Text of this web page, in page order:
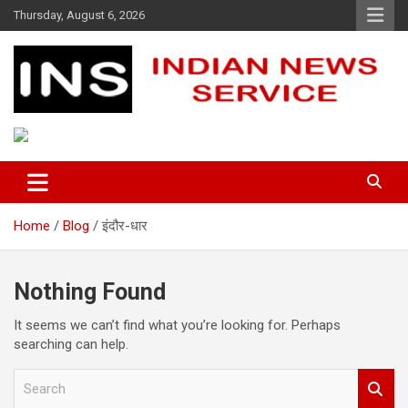
Skip
to
content
Thursday, August 6, 2026
Indian News Service
Home Blog इंदौर-धार
Nothing Found
It seems we can’t find what you’re looking for. Perhaps
searching can help.